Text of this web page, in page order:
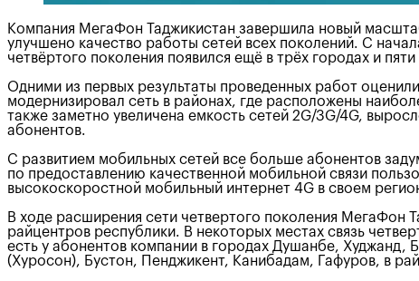
Компания МегаФон Таджикистан завершила новый
улучшено качество работы сетей всех поколений. С
четвёртого поколения появился ещё в трёх городах и
Одними из первых результаты проведенных работ
модернизировал сеть в районах, где расположены
также заметно увеличена емкость сетей 2G/3G/4G,
абонентов.
С развитием мобильных сетей все больше абонентов
по предоставлению качественной мобильной связи
высокоскоростной мобильный интернет 4G в своем
В ходе расширения сети четвертого поколения МегаФон
райцентров республики. В некоторых местах связь
есть у абонентов компании в городах Душанбе,
(Хуросон), Бустон, Пенджикент, Канибадам, Гафуров, в